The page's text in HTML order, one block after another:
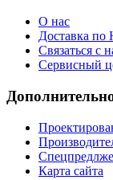
О нас
Доставка по
Связаться с
Сервисный
Карта сайта